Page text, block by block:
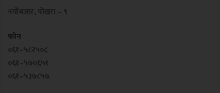
नयाँबजार , पोखरा – ९
फोन
०६१–५८२५०८
०६१–५७०६५१
०६१–५३७८५७